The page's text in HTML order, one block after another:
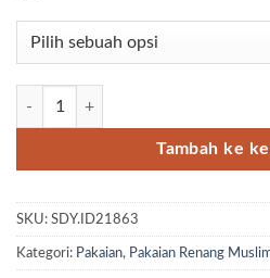
Kuantitas Swimsuit 5Whale DPI-NU
Tambah ke
SKU: SDY.ID21863
Kategori: Pakaian, Pakaian Renang